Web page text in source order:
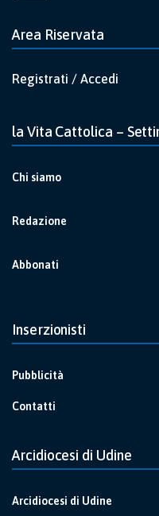
Area Riservata
Registrati / Accedi
la Vita Cattolica –
Chi siamo
Redazione
Abbonati
Inserzionisti
Pubblicità
Contatti
Arcidiocesi di Udine
Arcidiocesi di Udine